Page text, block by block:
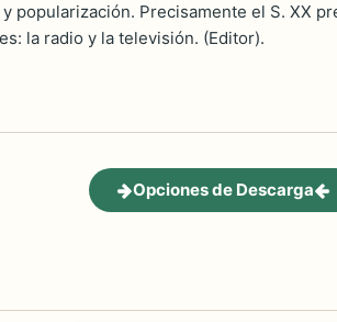
popularización. Precisamente el S. XX
la radio y la televisión. (Editor).
Opciones de Descarga